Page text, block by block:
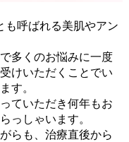
も呼ばれる美肌やアン
多くのお悩みに一度
けいただくことでい
す。
ていただき何年もお
っしゃいます。
らも、治療直後から